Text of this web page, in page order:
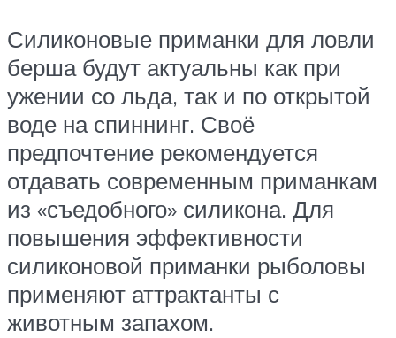
Силиконовые приманки для ловли
берша будут актуальны как при
ужении со льда, так и по открытой
воде на спиннинг. Своё
предпочтение рекомендуется
отдавать современным приманкам
из «съедобного» силикона. Для
повышения эффективности
силиконовой приманки рыболовы
применяют аттрактанты с
животным запахом.